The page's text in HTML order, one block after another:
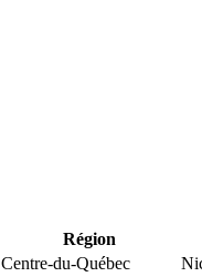
Région
Centre-du-Québec